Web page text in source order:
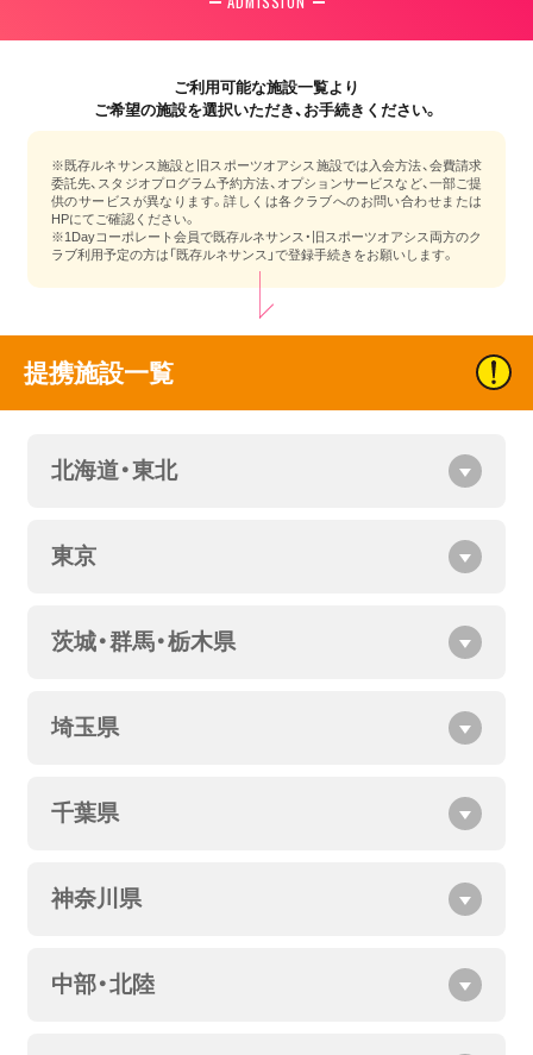
ご利用可能な施設一覧より
ご希望の施設を選択いただき、お手続きください。
※既存ルネサンス施設と旧スポーツオアシス施設では入会方法、会費請求
委託先、スタジオプログラム予約方法、オプションサービスなど、一部ご提
供のサービスが異なります。詳しくは各クラブへのお問い合わせまたは
HPにてご確認ください。
※1Dayコーポレート会員で既存ルネサンス・旧スポーツオアシス両方のク
ラブ利用予定の方は「既存ルネサンス」で登録手続きをお願いします。
提携施設一覧
北海道・東北
東京
茨城・群馬・栃木県
埼玉県
千葉県
神奈川県
中部・北陸